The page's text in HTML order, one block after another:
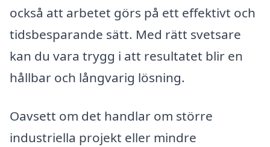
också att arbetet görs på ett effektivt och
tidsbesparande sätt. Med rätt svetsare
kan du vara trygg i att resultatet blir en
hållbar och långvarig lösning.
Oavsett om det handlar om större
industriella projekt eller mindre